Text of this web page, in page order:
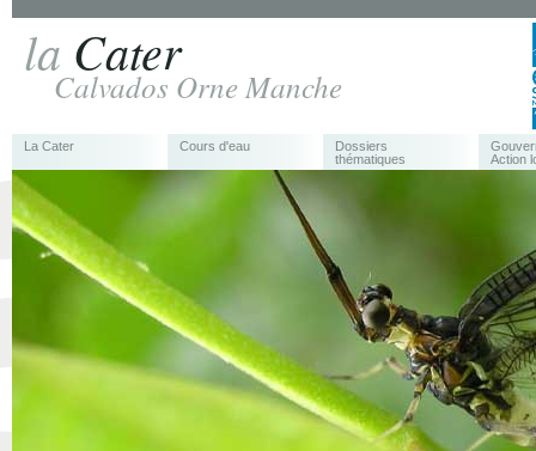
la Cater
Calvados Orne Manche
La Cater Cours d'eau
Dossiers
thématiques
Action